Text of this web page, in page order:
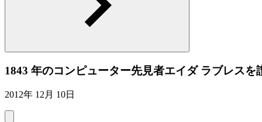
1843 年のコンピューター先見者エイダ ラブレスを
2012年 12月 10日